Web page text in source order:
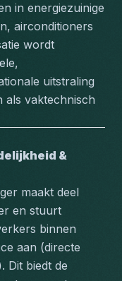
in energiezuinige
airconditioners
wordt
uitstraling
als vaktechnisch
&
maakt deel
en stuurt
binnen
aan (directe
Dit biedt de